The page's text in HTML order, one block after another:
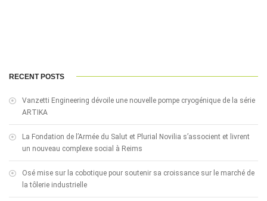
RECENT POSTS
Vanzetti Engineering dévoile une nouvelle pompe cryogénique de la série
ARTIKA
La Fondation de l’Armée du Salut et Plurial Novilia s’associent et livrent
un nouveau complexe social à Reims
Osé mise sur la cobotique pour soutenir sa croissance sur le marché de
la tôlerie industrielle